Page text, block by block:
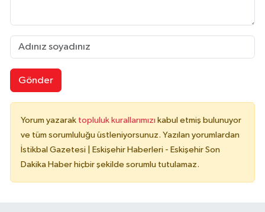
Gönder
Yorum yazarak topluluk kurallarımızı kabul etmiş bulunuyor
ve tüm sorumluluğu üstleniyorsunuz. Yazılan yorumlardan
İstikbal Gazetesi | Eskişehir Haberleri - Eskişehir Son
Dakika Haber hiçbir şekilde sorumlu tutulamaz.